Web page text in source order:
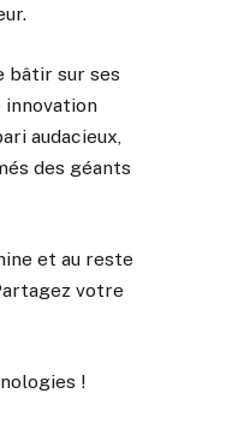
bâtir sur ses
innovation
audacieux,
des géants
et au reste
votre
!